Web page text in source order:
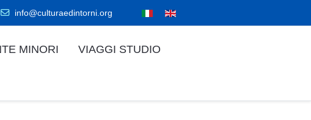
info@culturaedintorni.org
MINORI VIAGGI STUDIO